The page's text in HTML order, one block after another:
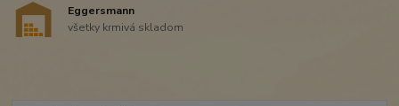
Eggersmann
všetky krmivá skladom